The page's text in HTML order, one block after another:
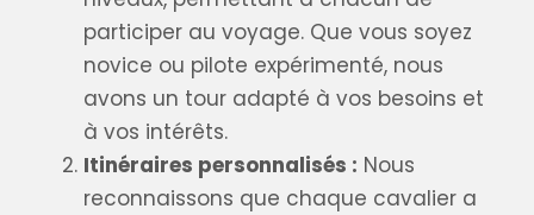
participer au voyage. Que vous soyez
novice ou pilote expérimenté, nous
avons un tour adapté à vos besoins et
à vos intérêts.
Itinéraires personnalisés : Nous
reconnaissons que chaque cavalier a